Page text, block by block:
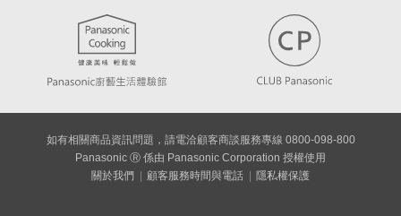
如有相關商品資訊問題，請電洽顧客商談服務專線 0800-098-800
Panasonic Ⓡ 係由 Panasonic Corporation 授權使用
關於我們
顧客服務時間與電話 隱私權保護